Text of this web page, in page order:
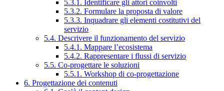
5.3.1. Identificare gli attori coinvolti
5.3.2. Formulare la proposta di valore
5.3.3. Inquadrare gli elementi costitutivi del
servizio
5.4. Descrivere il funzionamento del servizio
5.4.1. Mappare l’ecosistema
5.4.2. Rappresentare i flussi di servizio
5.5. Co-progettare le soluzioni
5.5.1. Workshop di co-progettazione
6. Progettazione dei contenuti